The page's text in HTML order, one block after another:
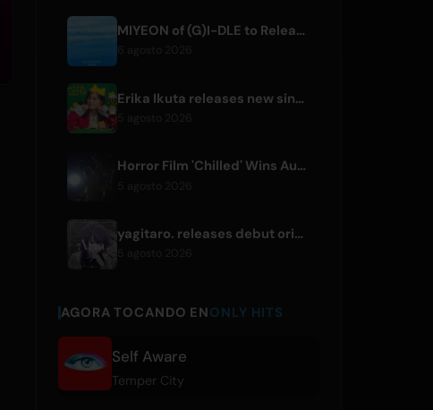
MIYEON of (G)I-DLE to Release New Japanese Digital Single 'RUN AWAY'
Erika Ikuta releases new single 'Nyantokanyaruru' for children's book 'Fumikiri Neko'
5 agosto 2026
Horror Film 'Chilled' Wins Audience Award at Fantasia Festival
yagitaro. releases debut original single 'Aria.' with Suda Keina
AGORA TOCANDO ENONLY HITS
Self Aware
Temper City